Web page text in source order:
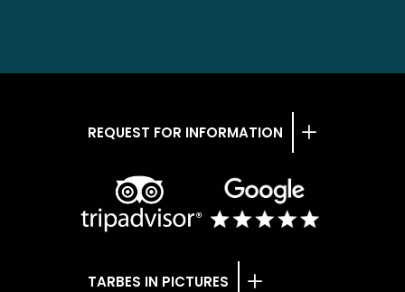
REQUEST FOR INFORMATION
TARBES IN PICTURES